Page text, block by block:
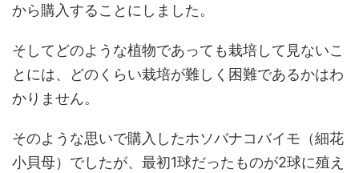
から購入することにしました。
そしてどのような植物であっても栽培して見ないこ
とには、どのくらい栽培が難しく困難であるかはわ
かりません。
そのような思いで購入したホソバナコバイモ（細花
小貝母）でしたが、最初1球だったものが2球に殖え